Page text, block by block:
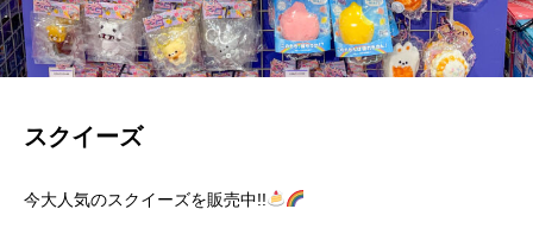
スクイーズ
今大人気のスクイーズを販売中!!